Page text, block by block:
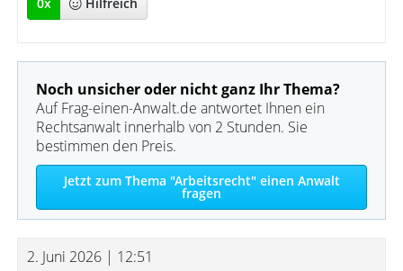
Noch unsicher oder nicht ganz Ihr Thema?
Auf Frag-einen-Anwalt.de antwortet Ihnen ein
Rechtsanwalt innerhalb von 2 Stunden. Sie
bestimmen den Preis.
Jetzt zum Thema "Arbeitsrecht" einen Anwalt
fragen
2. Juni 2026 | 12:51